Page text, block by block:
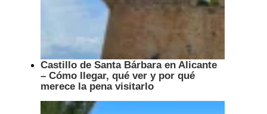
Castillo de Santa Bárbara en Alicante
– Cómo llegar, qué ver y por qué
merece la pena visitarlo